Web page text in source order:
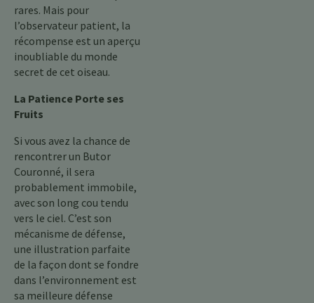
rares. Mais pour
l’observateur patient, la
récompense est un aperçu
inoubliable du monde
secret de cet oiseau.
La Patience Porte ses
Fruits
Si vous avez la chance de
rencontrer un Butor
Couronné, il sera
probablement immobile,
avec son long cou tendu
vers le ciel. C’est son
mécanisme de défense,
une illustration parfaite
de la façon dont se fondre
dans l’environnement est
sa meilleure défense